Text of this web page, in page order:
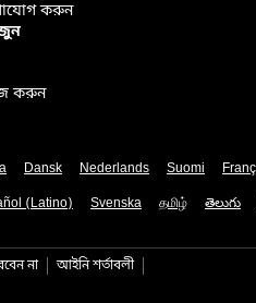
করুন
করুন
Dansk Nederlands Suomi
(Latino) Svenska தமிழ் తెలుగు
না আইনি শর্তাবলী